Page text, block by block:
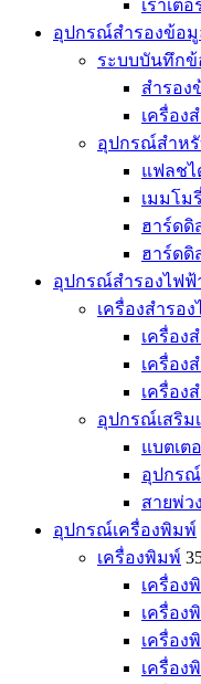
เราเต
อุปกรณ์สำรองข้อมู
ระบบบันทึก
สำรอ
เครื่อง
อุปกรณ์สำห
แฟลชไ
เมมโม
ฮาร์ดดิ
ฮาร์ดดิ
อุปกรณ์สำรองไฟฟ้
เครื่องสำรอ
เครื่อง
เครื่อง
เครื่อง
อุปกรณ์เสริม
แบตเต
อุปกรณ์
สายพ่ว
อุปกรณ์เครื่องพิมพ์
เครื่องพิมพ์
เครื่อง
เครื่อง
เครื่อง
เครื่อง